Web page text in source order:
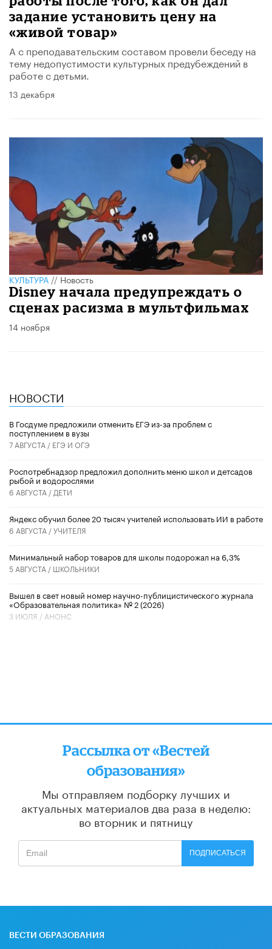
задание установить цену на
«живой товар»
А с преподавательским составом провели беседу на
тему недопустимости культурных предубеждений в
работе с детьми.
13 декабря
КУЛЬТУРА//Новость
Disney начала предупреждать о
сценах расизма в мультфильмах
14 ноября
НОВОСТИ
В Госдуме предложили отменить ЕГЭ из-за проблем с
поступлением в вузы
7 АВГУСТА / ЕГЭ И ОГЭ
Роспотребнадзор предложил дополнить меню школ и детсадов
рыбой и водорослями
6 АВГУСТА / ДЕТИ
​Яндекс обучил более 20 тысяч учителей использовать ИИ в работе
6 АВГУСТА /УЧИТЕЛЯ
Минимальный набор товаров для школы подорожал на 6,3%
5 АВГУСТА / ШКОЛЬНИКИ
Вышел в свет новый номер научно-публицистического журнала
«Образовательная политика» № 2 (2026)
3 ИЮЛЯ / АНОНС
Рассылка от «Вестей
образования»
Мы отправляем подборку лучших и
актуальных материалов два раза в неделю:
во вторник и пятницу
ПОДПИСАТЬСЯ
ВЕСТИ ОБРАЗОВАНИЯ